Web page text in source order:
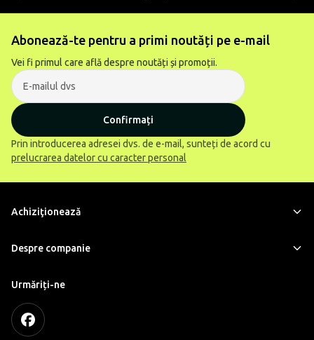
Abonează-te pentru a primi noutăți pe e-mail
Vei fi primul care află despre noutăți și promoții.
Confirmați
Prin introducerea adresei dvs. de e-mail, sunteți de acord cu
prelucrarea datelor cu caracter personal
Achiziţionează
Despre companie
Urmăriți-ne